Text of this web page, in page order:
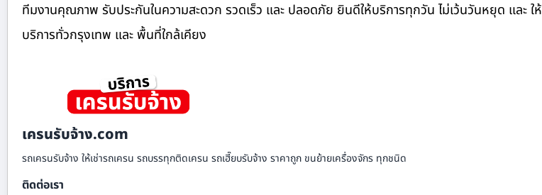
ทีมงานคุณภาพ รับประกันในความสะดวก รวดเร็ว และ ปลอดภัย ยินดีให้บริการทุกวัน ไม่เว้นวันหยุด และ ให้
บริการทั่วกรุงเทพ และ พื้นที่ใกล้เคียง
เครนรับจ้าง.com
รถเครนรับจ้าง ให้เช่ารถเครน รถบรรทุกติดเครน รถเฮี๊ยบรับจ้าง ราคาถูก ขนย้ายเครื่องจักร ทุกชนิด
ติดต่อเรา